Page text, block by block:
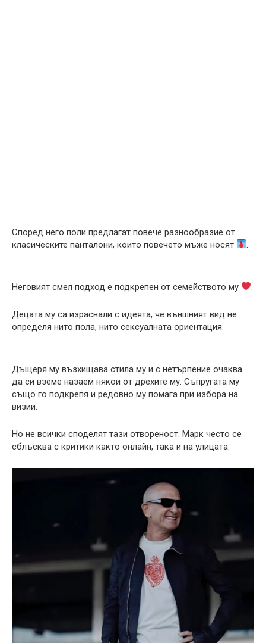
Според него поли предлагат повече разнообразие от
класическите панталони, които повечето мъже носят
.
Неговият смел подход е подкрепен от семейството му .
Децата му са израснали с идеята, че външният вид не
определя нито пола, нито сексуалната ориентация.
Дъщеря му възхищава стила му и с нетърпение очаква
да си вземе назаем някои от дрехите му. Съпругата му
също го подкрепя и редовно му помага при избора на
визии.
Но не всички споделят тази отвореност. Марк често се
сблъсква с критики както онлайн, така и на улицата.